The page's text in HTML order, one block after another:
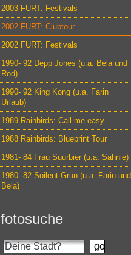
2003 FURT: Festivals
2002 FURT: Clubtour
2002 FURT: Festivals
1990- 92 Depp Jones (u.a. Bela und
Rod)
1990- 92 King Kong (u.a. Farin
Urlaub)
1989 Rainbirds: Call me easy...
1988 Rainbirds: Blueprint Tour
1981- 84 Frau Suurbier (u.a. Sahnie)
1980- 82 Soilent Grün (u.a. Farin und
Bela)
fotosuche